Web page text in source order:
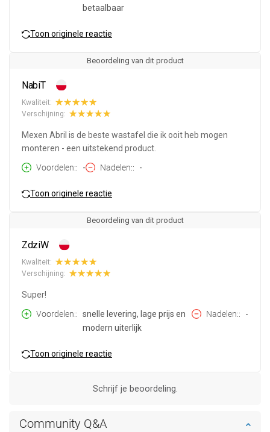
betaalbaar
Toon originele reactie
Beoordeling van dit product
NabiT
Kwaliteit:
Verschijning:
Mexen Abril is de beste wastafel die ik ooit heb mogen
monteren - een uitstekend product.
Voordelen:
- Nadelen: -
Toon originele reactie
Beoordeling van dit product
ZdziW
Kwaliteit:
Verschijning:
Super!
Voordelen:
snelle levering, lage prijs en
modern uiterlijk
Nadelen: -
Toon originele reactie
Schrijf je beoordeling.
Community Q&A